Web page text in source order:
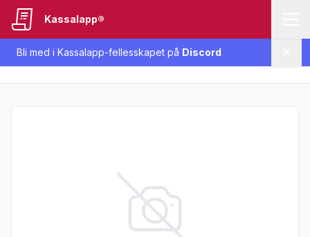
Bli med i Kassalapp-fellesskapet på Discord
Kassalapp®